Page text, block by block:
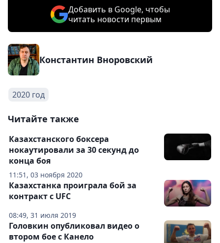
Добавить в Google, чтобы
читать новости первым
Константин Вноровский
2020 год
Читайте также
11:51, 03 ноября 2020
Казахстанского боксера
нокаутировали за 30 секунд до
конца боя
08:49, 31 июля 2019
Казахстанка проиграла бой за
контракт с UFC
Головкин опубликовал видео о
втором бое с Канело